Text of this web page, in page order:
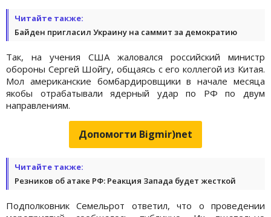
Читайте также:
Байден пригласил Украину на саммит за демократию
Так, на учения США жаловался российский министр
обороны Сергей Шойгу, общаясь с его коллегой из Китая.
Мол американские бомбардировщики в начале месяца
якобы отрабатывали ядерный удар по РФ по двум
направлениям.
Допомогти Bigmir)net
Читайте также:
Резников об атаке РФ: Реакция Запада будет жесткой
Подполковник Семельрот ответил, что о проведении